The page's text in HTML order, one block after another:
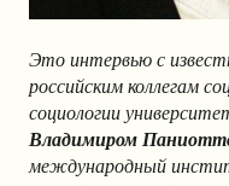
Это интервью с
российским коллегам
социологии
Владимиром
международный